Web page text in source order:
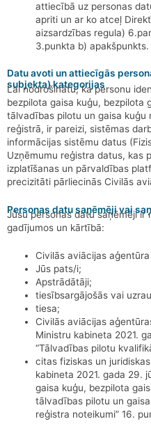
attiecībā uz personas
apriti un ar ko atceļ
aizsardzības regula)
3.punkta b) apakšpunkts.
Datu avoti un attiecīgās
subjekta) kategorijas
Lai nodrošinātu, ka personu
bezpilota gaisa kuģu, bezpilota
tālvadības pilotu un gaisa kuģu
reģistrā, ir pareizi, sistēmas
informācijas sistēmu datus
Uzņēmumu reģistra datus, kas
izplatīšanas un pārvaldības
precizitāti pārliecinās Civilās
Personas datu saņēmēji vai
Jūsu personas datu saņēmēji
gadījumos un kārtībā:
Civilās aviācijas
Jūs pats/i;
Apstrādātāji;
tiesībsargājošās vai
tiesa;
Civilās aviācijas
Ministru kabineta 2021.
“Tālvadības pilotu
citas fiziskas un
kabineta 2021. gada 29.
gaisa kuģu, bezpilota
tālvadības pilotu un
reģistra noteikumi” 16.